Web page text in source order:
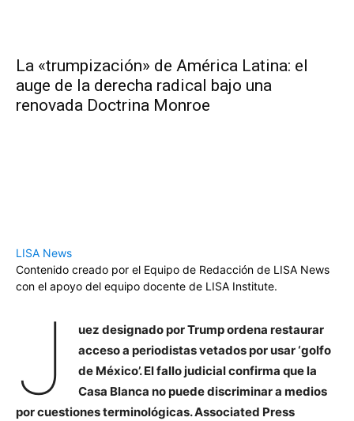
La «trumpización» de América Latina: el
auge de la derecha radical bajo una
renovada Doctrina Monroe
LISA News
Contenido creado por el Equipo de Redacción de LISA News
con el apoyo del equipo docente de LISA Institute.
J
uez designado por Trump ordena restaurar
acceso a periodistas vetados por usar ‘golfo
de México’. El fallo judicial confirma que la
Casa Blanca no puede discriminar a medios
por cuestiones terminológicas. Associated Press